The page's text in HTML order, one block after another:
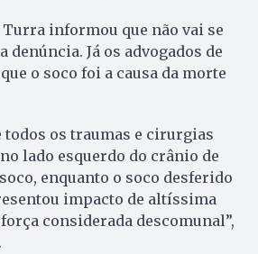
Turra informou que não vai se
denúncia. Já os advogados de
o soco foi a causa da morte
todos os traumas e cirurgias
lado esquerdo do crânio de
enquanto o soco desferido
impacto de altíssima
considerada descomunal”,